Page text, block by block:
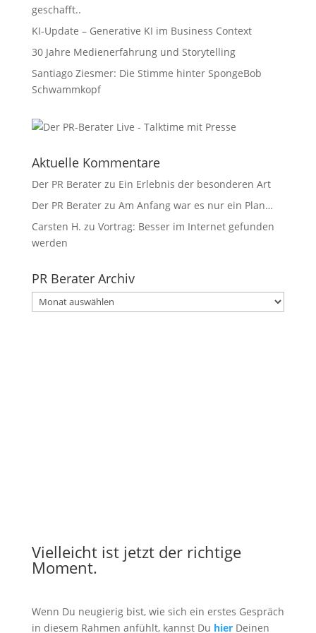
geschafft..
KI-Update – Generative KI im Business Context
30 Jahre Medienerfahrung und Storytelling
Santiago Ziesmer: Die Stimme hinter SpongeBob
Schwammkopf
Aktuelle Kommentare
Der PR Beraterzu Ein Erlebnis der besonderen Art
Der PR Beraterzu Am Anfang war es nur ein Plan…
Carsten H. zu Vortrag: Besser im Internet gefunden
werden
PR Berater Archiv
PR
Berater
Vielleicht ist jetzt der richtige
Moment.
Wenn Du neugierig bist, wie sich ein erstes Gespräch
in diesem Rahmen anfühlt, kannst Du hierDeinen